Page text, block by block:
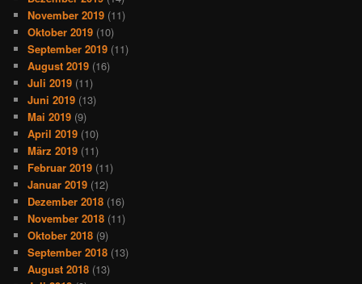
November 2019 (11)
Oktober 2019 (10)
September 2019 (11)
August 2019 (16)
Juli 2019 (11)
Juni 2019 (13)
Mai 2019 (9)
April 2019 (10)
März 2019 (11)
Februar 2019 (11)
Januar 2019 (12)
Dezember 2018 (16)
November 2018 (11)
Oktober 2018 (9)
September 2018 (13)
August 2018 (13)